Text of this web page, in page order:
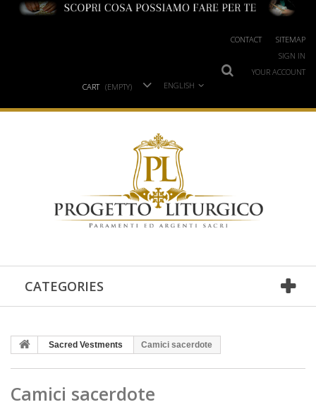
CONTACT
SITEMAP
SIGN IN
YOUR ACCOUNT
ENGLISH
CART (EMPTY)
CATEGORIES
Sacred Vestments Camici sacerdote
Camici sacerdote